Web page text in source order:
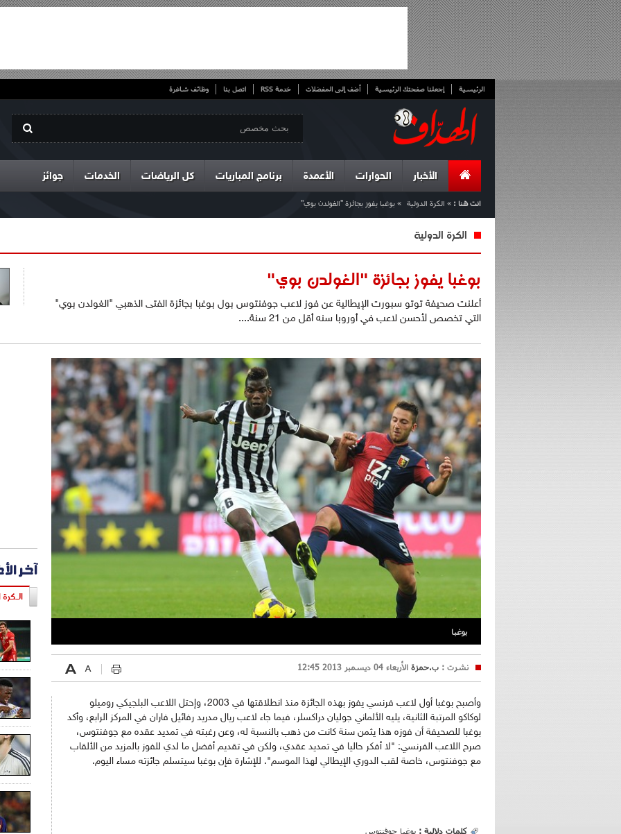
الرئيسية إجعلنا صفحتك الرئيسية أضف إلى المفضلات خدمة RSS اتصل بنا وظائف شاغرة
الأخبار الحوارات الأعمدة برنامج المباريات كل الرياضات الخدمات جوائز
انت هنا : » الكرة الدولية » بوغبا يفوز بجائزة "الغولدن بوي"
الكرة الدولية
بوغبا يفوز بجائزة "الغولدن بوي"
أعلنت صحيفة توتو سبورت الإيطالية عن فوز لاعب جوفنتوس بول بوغبا بجائزة الفتى الذهبي "الغولدن بوي"
التي تخصص لأحسن لاعب في أوروبا سنه أقل من 21 سنة....
بوغبا
نشرت : ب.حمزة الأربعاء 04 ديسمبر 2013 12:45
وأصبح بوغبا أول لاعب فرنسي يفوز بهذه الجائزة منذ انطلاقتها في 2003، وإحتل اللاعب البلجيكي روميلو
لوكاكو المرتبة الثانية، يليه الألماني جوليان دراكسلر، فيما جاء لاعب ريال مدريد رفائيل فاران في المركز الرابع، وأكد
بوغبا للصحيفة أن فوزه هذا يثمن سنة كانت من ذهب بالنسبة له، وعن رغبته في تمديد عقده مع جوفنتوس،
صرح اللاعب الفرنسي: "لا أفكر حاليا في تمديد عقدي، ولكن في تقديم أفضل ما لدي للفوز بالمزيد من الألقاب
مع جوفنتوس، خاصة لقب الدوري الإيطالي لهذا الموسم". للإشارة فإن بوغبا سيتسلم جائزته مساء اليوم.
كلمات دلالية : بوغبا جوفنتوس
آخر
الـكرة